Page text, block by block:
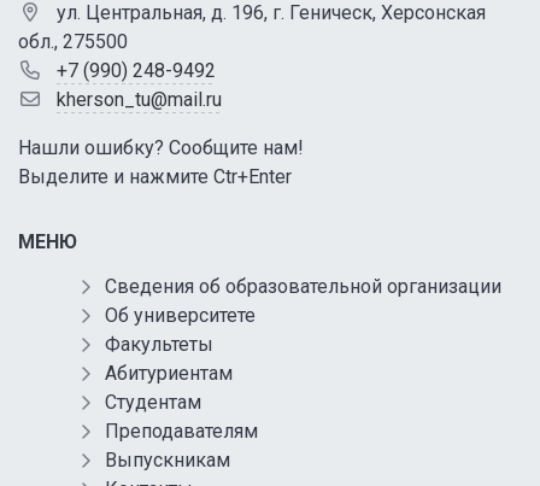
ул. Центральная, д. 196, г. Геническ, Херсонская
обл., 275500
+7 (990) 248-9492
kherson_tu@mail.ru
Нашли ошибку? Сообщите нам!
Выделите и нажмите Ctr+Enter
МЕНЮ
Сведения об образовательной организации
Об университете
Факультеты
Абитуриентам
Студентам
Преподавателям
Выпускникам